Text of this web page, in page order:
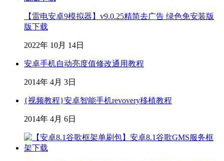
【雷电安卓9模拟器】v9.0.25精简去广告 绿色免安装版
版下载
2022年 10月 14日
安卓手机自动亮度值修改通用教程
2014年 4月 3日
{视频教程}安卓智能手机revovery移植教程
2014年 4月 6日